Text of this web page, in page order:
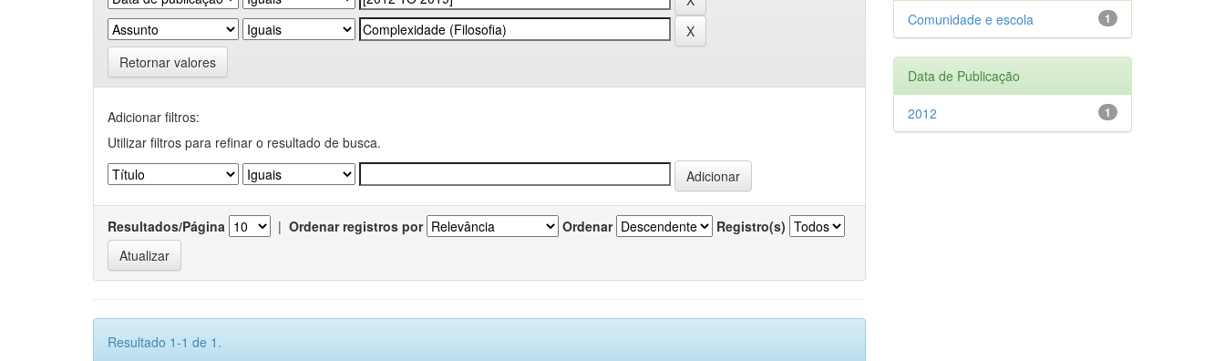
Retornar valores
Adicionar filtros:
Utilizar filtros para refinar o resultado de busca.
Resultados/Página | Ordenar registros por Ordenar Registro(s)
Resultado 1-1 de 1.
1
Comunidade e escola
Data de Publicação
1
2012